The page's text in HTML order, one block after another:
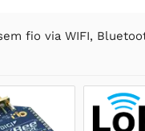
fio via WIFI,